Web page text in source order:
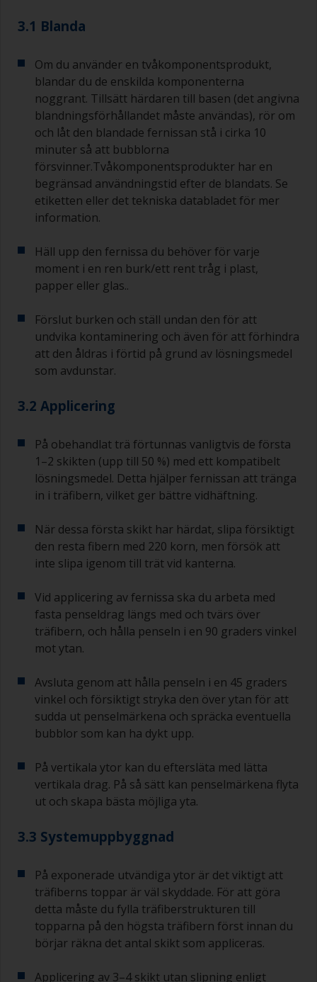
3.1 Blanda
Om du använder en tvåkomponentsprodukt,
blandar du de enskilda komponenterna
noggrant. Tillsätt härdaren till basen (det angivna
blandningsförhållandet måste användas), rör om
och låt den blandade fernissan stå i cirka 10
minuter så att bubblorna
försvinner.Tvåkomponentsprodukter har en
begränsad användningstid efter de blandats. Se
etiketten eller det tekniska databladet för mer
information.
Häll upp den fernissa du behöver för varje
moment i en ren burk/ett rent tråg i plast,
papper eller glas..
Förslut burken och ställ undan den för att
undvika kontaminering och även för att förhindra
att den åldras i förtid på grund av lösningsmedel
som avdunstar.
3.2 Applicering
På obehandlat trä förtunnas vanligtvis de första
1–2 skikten (upp till 50 %) med ett kompatibelt
lösningsmedel. Detta hjälper fernissan att tränga
in i träfibern, vilket ger bättre vidhäftning.
När dessa första skikt har härdat, slipa försiktigt
den resta fibern med 220 korn, men försök att
inte slipa igenom till trät vid kanterna.
Vid applicering av fernissa ska du arbeta med
fasta penseldrag längs med och tvärs över
träfibern, och hålla penseln i en 90 graders vinkel
mot ytan.
Avsluta genom att hålla penseln i en 45 graders
vinkel och försiktigt stryka den över ytan för att
sudda ut penselmärkena och spräcka eventuella
bubblor som kan ha dykt upp.
På vertikala ytor kan du eftersläta med lätta
vertikala drag. På så sätt kan penselmärkena flyta
ut och skapa bästa möjliga yta.
3.3 Systemuppbyggnad
På exponerade utvändiga ytor är det viktigt att
träfiberns toppar är väl skyddade. För att göra
detta måste du fylla träfiberstrukturen till
topparna på den högsta träfibern först innan du
börjar räkna det antal skikt som appliceras.
Applicering av 3–4 skikt utan slipning enligt